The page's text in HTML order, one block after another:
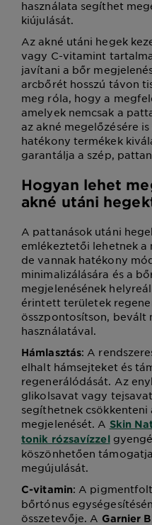
használata segíthet
kiújulását.
Az akné utáni hegek
vagy C-vitamint
javítani a bőr
arcbőrét hosszú távon
meg róla, hogy a
amelyek nemcsak a
az akné megelőzésére
hatékony termékek
garantálja a szép,
Hogyan lehet
akné utáni
A pattanások utáni
emlékeztetői lehetnek
de vannak hatékony
minimalizálására és a
megjelenésének
érintett területek
összpontosítson, bevált
használatával.
Hámlasztás: A
elhalt hámsejteket és
regenerálódását. Az
glikolsavat vagy
segíthetnek
megjelenését. A Skin
tonik rózsavízzel
köszönhetően
megújulását.
C-vitamin: A
bőrtónus
összetevője. A Garnier